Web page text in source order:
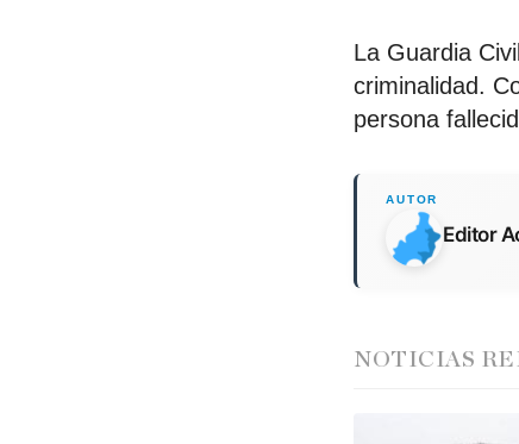
La Guardia
criminalidad.
persona
Editor
NOTICIAS